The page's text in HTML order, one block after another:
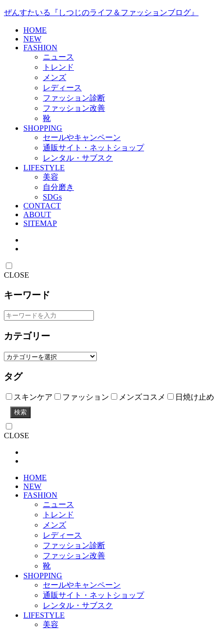
ぜんすたいる『しつじのライフ＆ファッションブログ』
HOME
NEW
FASHION
ニュース
トレンド
メンズ
レディース
ファッション診断
ファッション改善
靴
SHOPPING
セールやキャンペーン
通販サイト・ネットショップ
レンタル・サブスク
LIFESTYLE
美容
自分磨き
SDGs
CONTACT
ABOUT
SITEMAP
CLOSE
キーワード
カテゴリー
タグ
スキンケア ファッション メンズコスメ 日焼け止め
検索
CLOSE
HOME
NEW
FASHION
ニュース
トレンド
メンズ
レディース
ファッション診断
ファッション改善
靴
SHOPPING
セールやキャンペーン
通販サイト・ネットショップ
レンタル・サブスク
LIFESTYLE
美容